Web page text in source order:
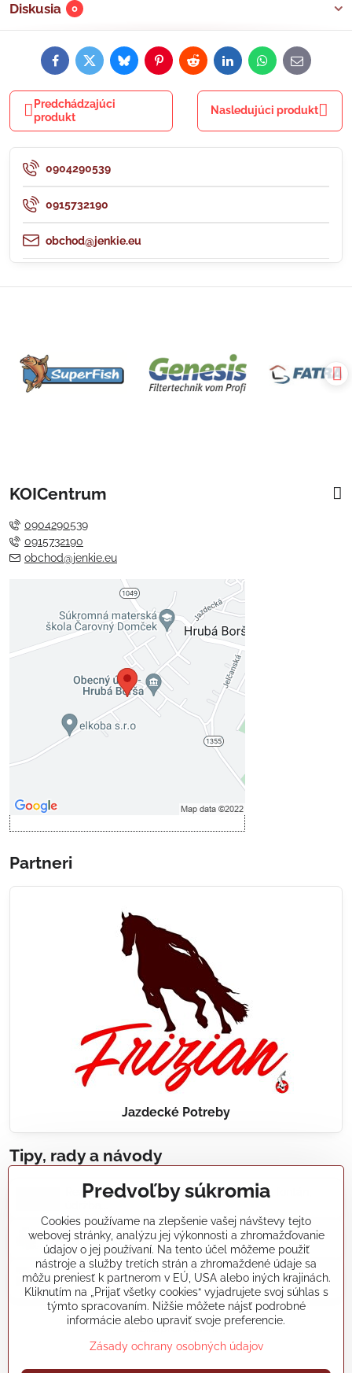
Diskusia 0
FacebookTwitterBlueskyPinterestRedditLinkedInWhatsApp
E-
mail
Predchádzajúci
produkt
Nasledujúci produkt
0904290539
0915732190
obchod@jenkie.eu
KOICentrum
0904290539
0915732190
obchod@jenkie.eu
Externý obsah je blokovaný
Voľbami súkromia
Prajete si načítať externý obsah?
Povoliť tentokrát
Povoliť a zapamätať - súhlas s
Partneri
Jazdecké Potreby
Tipy, rady a návody
Realizácie záhradných jazierok, bazénov, fontán,
Články a blogy
Rady a návody
koikapre/?ref=hl
Predvoľby súkromia
Cookies používame na zlepšenie vašej návštevy tejto
webovej stránky, analýzu jej výkonnosti a zhromažďovanie
údajov o jej používaní. Na tento účel môžeme použiť
nástroje a služby tretích strán a zhromaždené údaje sa
môžu preniesť k partnerom v EÚ, USA alebo iných krajinách.
Kliknutím na „Prijať všetky cookies“ vyjadrujete svoj súhlas s
týmto spracovaním. Nižšie môžete nájsť podrobné
informácie alebo upraviť svoje preferencie.
Zásady ochrany osobných údajov